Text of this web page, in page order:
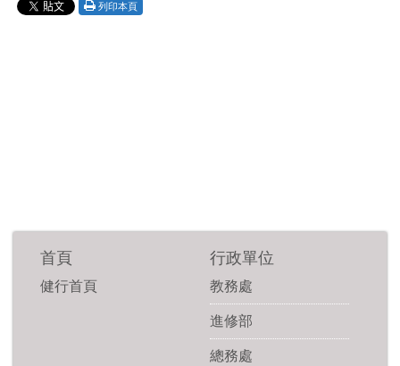
列印本頁
首頁
健行首頁
行政單位
教務處
進修部
總務處